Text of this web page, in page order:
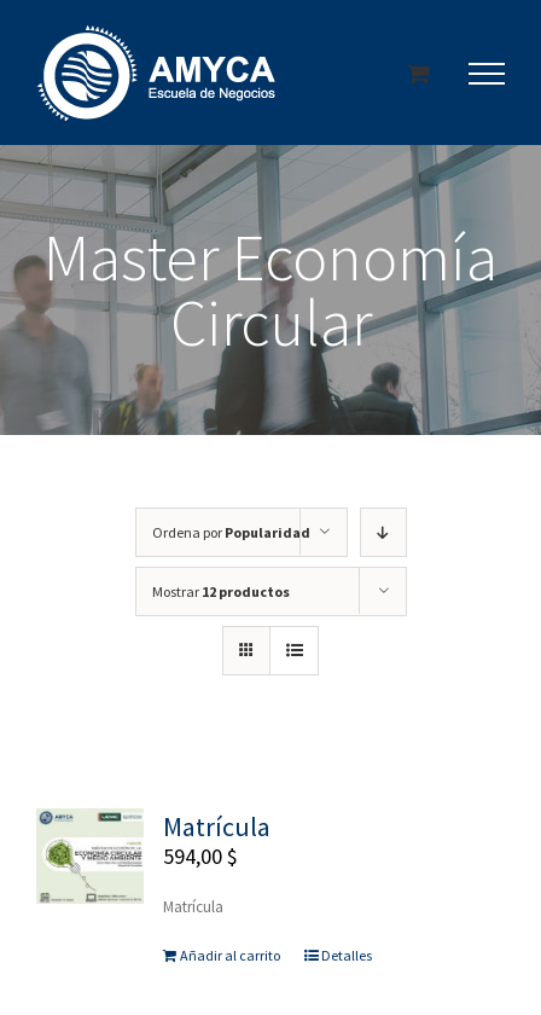
contenido
Master Economía
Circular
Ordena por Popularidad
Mostrar 12 productos
Matrícula
594,00$
Matrícula
Añadir al carrito Detalles